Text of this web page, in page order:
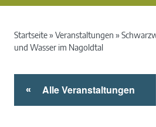
Startseite» Veranstaltungen »
und Wasser im Nagoldtal
« Alle Veranstaltungen